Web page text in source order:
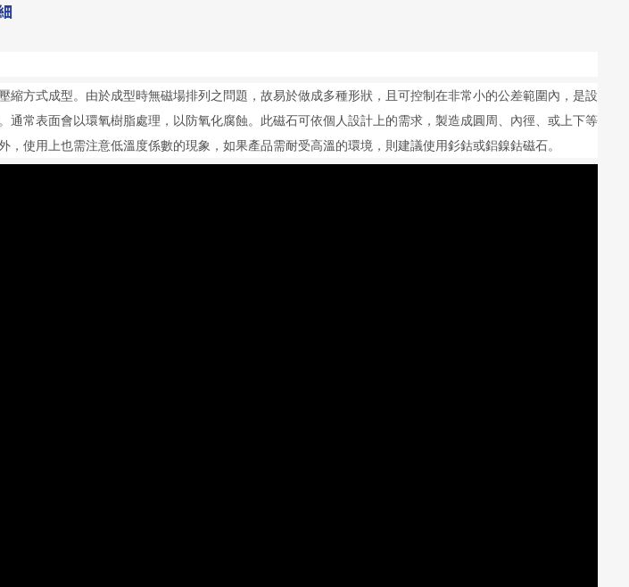
縮方式成型。由於成型時無磁場排列之問題，故易於做成多種形狀，且可控制在非常小的公差範圍內，是設
通常表面會以環氧樹脂處理，以防氧化腐蝕。此磁石可依個人設計上的需求，製造成圓周、內徑、或上下等
使用上也需注意低溫度係數的現象，如果產品需耐受高溫的環境，則建議使用釤鈷或鋁鎳鈷磁石。